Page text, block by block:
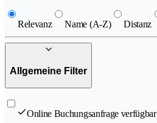
Relevanz Name (A-Z) Distanz
Allgemeine Filter
Online Buchungsanfrage verfügbar